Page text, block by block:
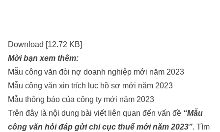
Download [12.72 KB]
Mời bạn xem thêm:
Mẫu công văn đòi nợ doanh nghiệp mới năm 2023
Mẫu công văn xin trích lục hồ sơ mới năm 2023
Mẫu thông báo của công ty mới năm 2023
Trên đây là nội dung bài viết liên quan đến vấn đề “Mẫu
công văn hỏi đáp gửi chi cục thuế mới năm 2023”. Tìm